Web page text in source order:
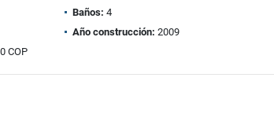
Baños: 4
Año construcción: 2009
COP